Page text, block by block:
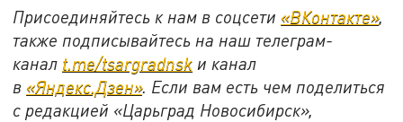
Присоединяйтесь к нам в соцсети «ВКонтакте»,
также подписывайтесь на наш телеграм-
канал t.me/tsargradnsk и канал
в «Яндекс.Дзен». Если вам есть чем поделиться
с редакцией «Царьград Новосибирск»,